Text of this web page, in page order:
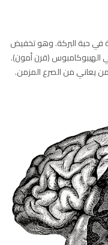
في حبة البركة. وهو تخفيض
الهيبوكامبوس (قرن أمون).
يعاني من الصرع المزمن.